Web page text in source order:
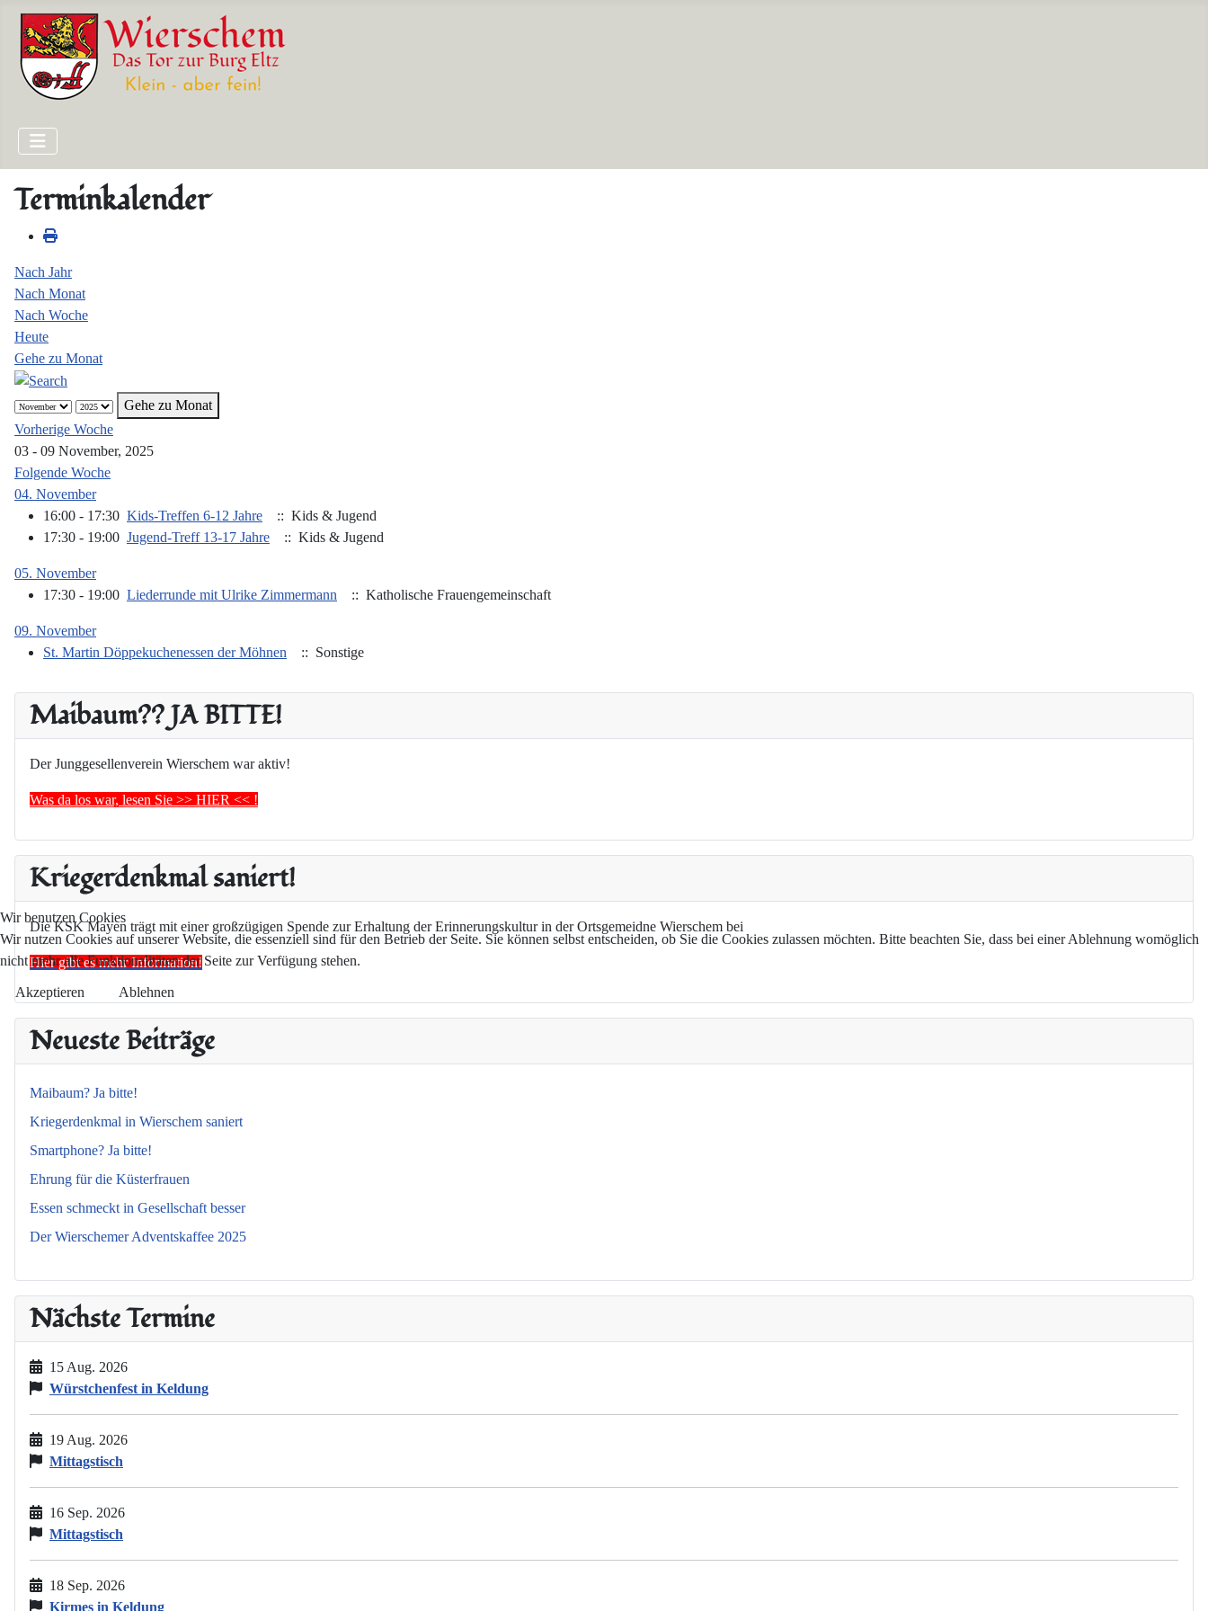
Maibaum?? JA BITTE!
Der Junggesellenverein Wierschem war aktiv!
Was da los war, lesen Sie >> HIER << !
Kriegerdenkmal saniert!
Die KSK Mayen trägt mit einer großzügigen Spende zur Erhaltung der Erinnerungskultur in der Ortsgemeidne Wierschem bei
Hier gibt es mehr Information!
Neueste Beiträge
Maibaum? Ja bitte!
Kriegerdenkmal in Wierschem saniert
Smartphone? Ja bitte!
Ehrung für die Küsterfrauen
Essen schmeckt in Gesellschaft besser
Der Wierschemer Adventskaffee 2025
Nächste Termine
15 Aug. 2026
Würstchenfest in Keldung
19 Aug. 2026
Mittagstisch
16 Sep. 2026
Mittagstisch
18 Sep. 2026
Kirmes in Keldung
Terminkalender
Nach Jahr
Nach Monat
Nach Woche
Heute
Gehe zu Monat
Gehe zu Monat
Vorherige Woche
03 - 09 November, 2025
Folgende Woche
04. November
16:00 - 17:30 Kids-Treffen 6-12 Jahre
:: Kids & Jugend
17:30 - 19:00 Jugend-Treff 13-17 Jahre :: Kids & Jugend
05. November
17:30 - 19:00 Liederrunde mit Ulrike Zimmermann :: Katholische Frauengemeinschaft
09. November
St. Martin Döppekuchenessen der Möhnen
:: Sonstige
Wir benutzen Cookies
Wir nutzen Cookies auf unserer Website, die essenziell sind für den Betrieb der Seite. Sie können selbst entscheiden, ob Sie die Cookies zulassen möchten. Bitte beachten Sie, dass bei einer Ablehnung womöglich
nicht mehr alle Funktionalitäten der Seite zur Verfügung stehen.
Akzeptieren Ablehnen